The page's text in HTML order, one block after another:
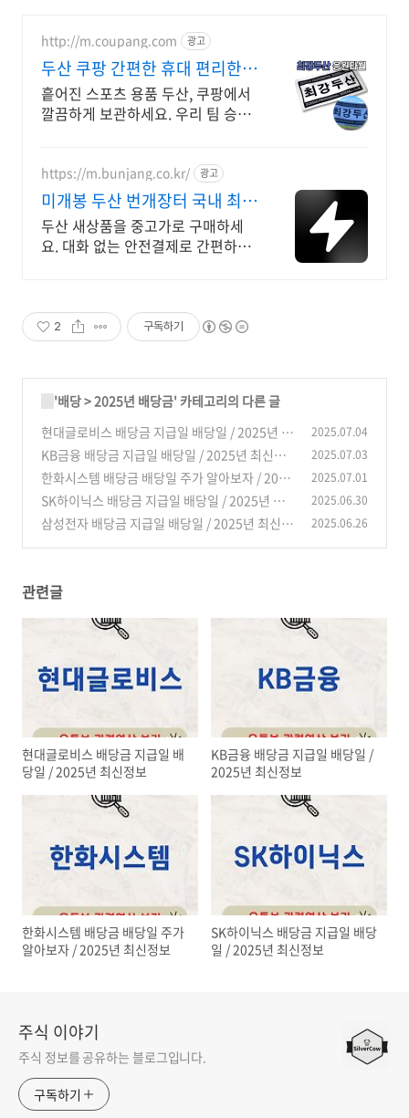
http://m.coupang.com 광고
두산 쿠팡 간편한 휴대 편리한
수납
흩어진 스포츠 용품 두산, 쿠팡에서
깔끔하게 보관하세요. 우리 팀 승리
https://m.bunjang.co.kr/ 광고
미개봉 두산 번개장터 국내 최대
브랜드 중고거래
두산 새상품을 중고가로 구매하세
요. 대화 없는 안전결제로 간편하게!
2 구독하기
'배당>2025년 배당금' 카테고리의 다른 글
현대글로비스 배당금 지급일 배당일 / 2025년 최
신정보
(1)
2025.07.04
KB금융 배당금 지급일 배당일 / 2025년 최신정
보 (3)
2025.07.03
한화시스템 배당금 배당일 주가 알아보자 / 2025
년 최신정보
(2)
2025.07.01
SK하이닉스 배당금 지급일 배당일 / 2025년 최
신정보
(1)
2025.06.30
삼성전자 배당금 지급일 배당일 / 2025년 최신정
2025.06.26
관련글
현대글로비스 배당금 지급일 배
당일 / 2025년 최신정보
KB금융 배당금 지급일 배당일 /
2025년 최신정보
한화시스템 배당금 배당일 주가
알아보자 / 2025년 최신정보
SK하이닉스 배당금 지급일 배당
일 / 2025년 최신정보
주식 이야기
주식 정보를 공유하는 블로그입니다.
구독하기